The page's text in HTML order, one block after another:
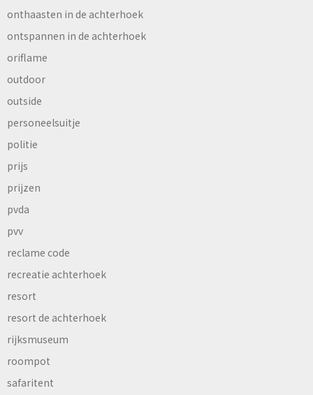
onthaasten in de achterhoek
ontspannen in de achterhoek
oriflame
outdoor
outside
personeelsuitje
politie
prijs
prijzen
pvda
pvv
reclame code
recreatie achterhoek
resort
resort de achterhoek
rijksmuseum
roompot
safaritent